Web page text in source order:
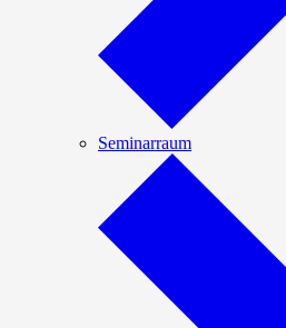
Seminarraum